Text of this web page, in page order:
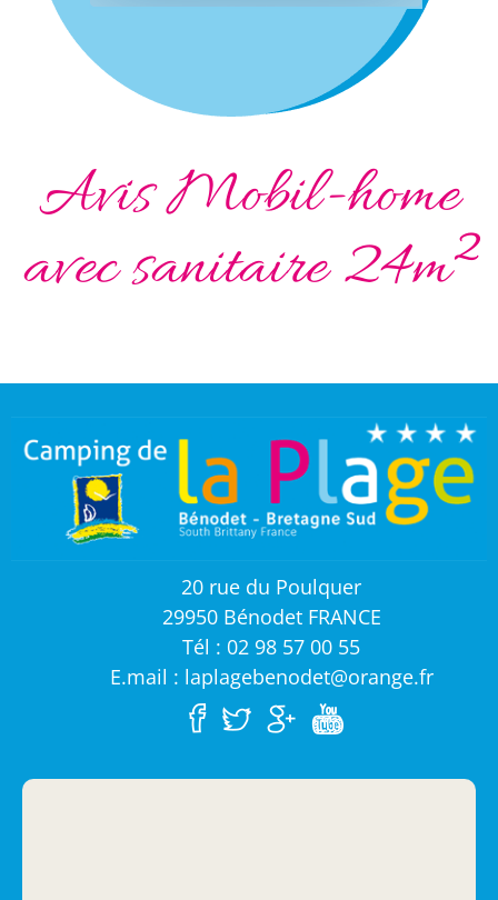
Avis Mobil-home
avec sanitaire 24m²
20 rue du Poulquer
29950 Bénodet FRANCE
Tél : 02 98 57 00 55
E.mail : laplagebenodet@orange.fr